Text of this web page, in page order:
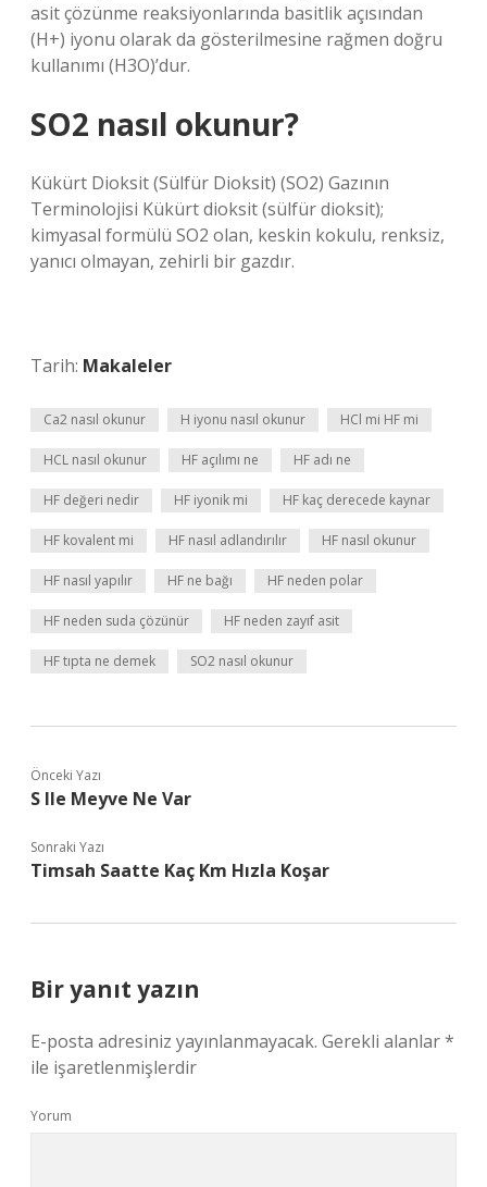
asit çözünme reaksiyonlarında basitlik açısından
(H+) iyonu olarak da gösterilmesine rağmen doğru
kullanımı (H3O)’dur.
SO2 nasıl okunur?
Kükürt Dioksit (Sülfür Dioksit) (SO2) Gazının
Terminolojisi Kükürt dioksit (sülfür dioksit);
kimyasal formülü SO2 olan, keskin kokulu, renksiz,
yanıcı olmayan, zehirli bir gazdır.
Tarih: Makaleler
Ca2 nasıl okunur H iyonu nasıl okunur HCl mi HF mi
HCL nasıl okunur HF açılımı ne HF adı ne
HF değeri nedir HF iyonik mi HF kaç derecede kaynar
HF kovalent mi HF nasıl adlandırılır HF nasıl okunur
HF nasıl yapılır HF ne bağı HF neden polar
HF neden suda çözünür HF neden zayıf asit
HF tıpta ne demek SO2 nasıl okunur
Önceki Yazı
S Ile Meyve Ne Var
Sonraki Yazı
Timsah Saatte Kaç Km Hızla Koşar
Bir yanıt yazın
E-posta adresiniz yayınlanmayacak. Gerekli alanlar*
ile işaretlenmişlerdir
Yorum